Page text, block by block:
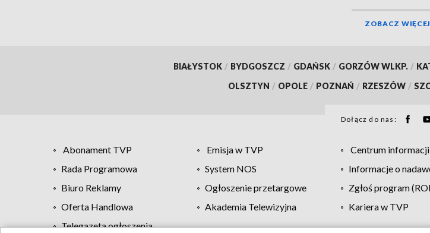
ZOBACZ WIĘCEJ
BIAŁYSTOK / BYDGOSZCZ / GDAŃSK / GORZÓW WLKP. /
OLSZTYN / OPOLE / POZNAŃ / RZESZÓW /
Dołącz do nas:
Abonament TVP Emisja w TVP Centrum
Rada Programowa
System NOS Informacje o
Biuro Reklamy
Ogłoszenie przetargowe Zgłoś program
Oferta Handlowa
Akademia Telewizyjna Kariera w TVP
Telegazeta ogłoszenia